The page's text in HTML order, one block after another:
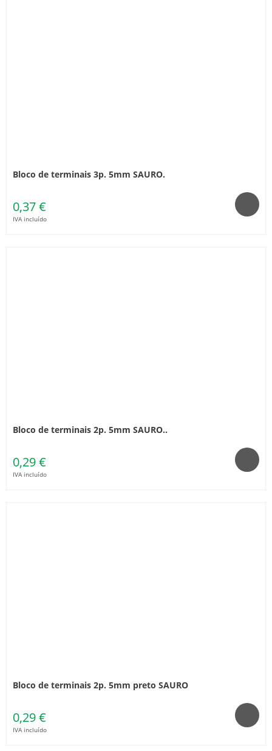
Bloco de terminais 3p. 5mm SAURO.
0,37 €
IVA incluído
Bloco de terminais 2p. 5mm SAURO..
0,29 €
IVA incluído
Bloco de terminais 2p. 5mm preto SAURO
0,29 €
IVA incluído